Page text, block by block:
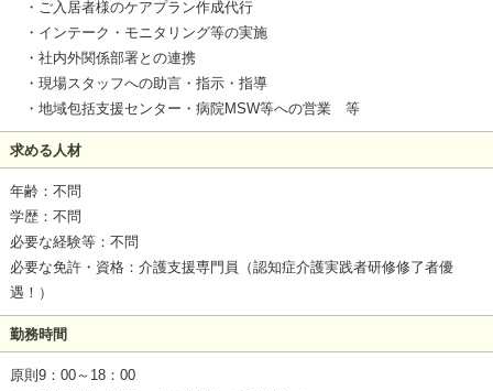
・ご入居者様のケアプラン作成代行
・インテーク・モニタリング等の実施
・社内外関係部署との連携
・現場スタッフへの助言・指示・指導
・地域包括支援センター・病院MSW等への営業 等
求める人材
年齢：不問
学歴：不問
必要な経験等：不問
必要な免許・資格：介護支援専門員（認知症介護実践者研修修了者優
遇！）
勤務時間
原則9：00～18：00